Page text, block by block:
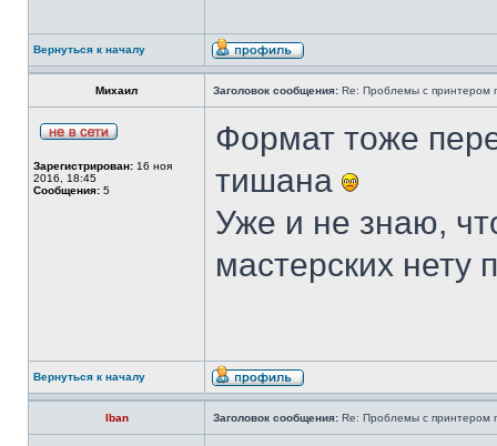
Вернуться к началу
Михаил Заголовок сообщения: Re: Проблемы с принтером
Зарегистрирован: 16 ноя
2016, 18:45
Сообщения: 5
Формат тоже
тишана
Уже и не знаю,
мастерских нету
Вернуться к началу
Iban Заголовок сообщения: Re: Проблемы с принтером